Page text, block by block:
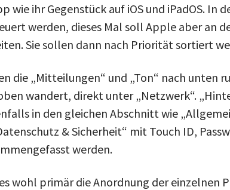
wie ihr Gegenstück auf iOS und iPadOS. In
werden, dieses Mal soll Apple aber an
Sie sollen dann nach Priorität sortiert
die „Mitteilungen“ und „Ton“ nach unten
wandert, direkt unter „Netzwerk“.
in den gleichen Abschnitt wie
& Sicherheit“ mit Touch ID,
werden.
wohl primär die Anordnung der einzelnen